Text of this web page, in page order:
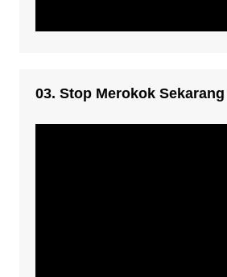
03. Stop Merokok